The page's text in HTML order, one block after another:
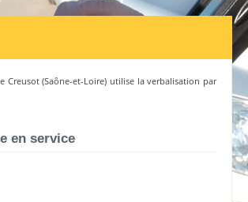
Creusot(Saône-et-Loire) utilise la verbalisation par
en service